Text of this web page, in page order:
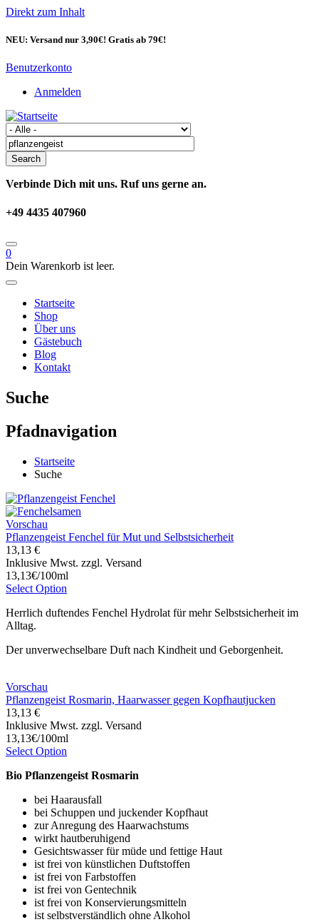
Direkt zum Inhalt
NEU: Versand nur 3,90€! Gratis ab 79€!
Benutzerkonto
Anmelden
Verbinde Dich mit uns. Ruf uns gerne an.
+49 4435 407960
0
Dein Warenkorb ist leer.
Startseite
Shop
Über uns
Gästebuch
Blog
Kontakt
Suche
Pfadnavigation
Startseite
Suche
Vorschau
Pflanzengeist Fenchel für Mut und Selbstsicherheit
13,13 €
Inklusive Mwst. zzgl. Versand
13,13€/100ml
Select Option
Herrlich duftendes Fenchel Hydrolat für mehr Selbstsicherheit im
Alltag.
Der unverwechselbare Duft nach Kindheit und Geborgenheit.
Vorschau
Pflanzengeist Rosmarin, Haarwasser gegen Kopfhautjucken
13,13 €
Inklusive Mwst. zzgl. Versand
13,13€/100ml
Select Option
Bio Pflanzengeist Rosmarin
bei Haarausfall
bei Schuppen und juckender Kopfhaut
zur Anregung des Haarwachstums
wirkt hautberuhigend
Gesichtswasser für müde und fettige Haut
ist frei von künstlichen Duftstoffen
ist frei von Farbstoffen
ist frei von Gentechnik
ist frei von Konservierungsmitteln
ist selbstverständlich ohne Alkohol